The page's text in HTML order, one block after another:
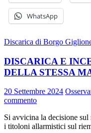
WhatsApp
Discarica di Borgo
DISCARICA E
DELLA STESSA
20 Settembre 2024
commento
Si avvicina la decisione
i titoloni allarmistici sul